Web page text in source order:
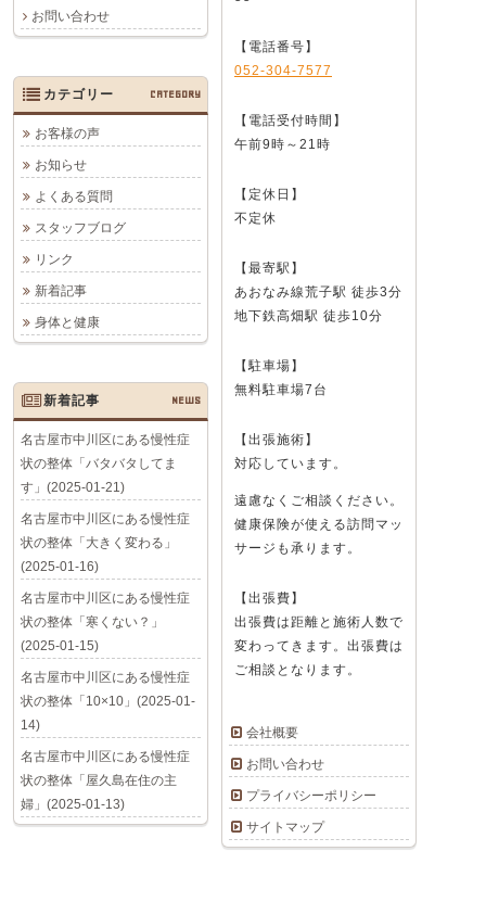
お問い合わせ
【電話番号】
052-304-7577
【電話受付時間】
午前9時～21時
【定休日】
不定休
【最寄駅】
あおなみ線荒子駅 徒歩3分
地下鉄高畑駅 徒歩10分
【駐車場】
無料駐車場7台
【出張施術】
対応しています。
遠慮なくご相談ください。
健康保険が使える訪問マッ
サージも承ります。
【出張費】
出張費は距離と施術人数で
変わってきます。出張費は
ご相談となります。
会社概要
お問い合わせ
プライバシーポリシー
サイトマップ
カテゴリー CATEGORY
お客様の声
お知らせ
よくある質問
スタッフブログ
リンク
新着記事
身体と健康
新着記事 NEWS
名古屋市中川区にある慢性症
状の整体「バタバタしてま
す」(2025-01-21)
名古屋市中川区にある慢性症
状の整体「大きく変わる」
(2025-01-16)
名古屋市中川区にある慢性症
状の整体「寒くない？」
(2025-01-15)
名古屋市中川区にある慢性症
状の整体「10×10」(2025-01-
14)
名古屋市中川区にある慢性症
状の整体「屋久島在住の主
婦」(2025-01-13)